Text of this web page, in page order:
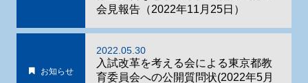
会見報告（2022年11月25日）
お知らせ
2022.05.30
入試改革を考える会による東京都教
育委員会への公開質問状(2022年5月